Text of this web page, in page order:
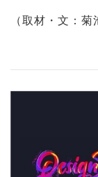
（取材・文：